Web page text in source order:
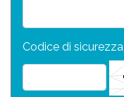
Codice di sicurezza